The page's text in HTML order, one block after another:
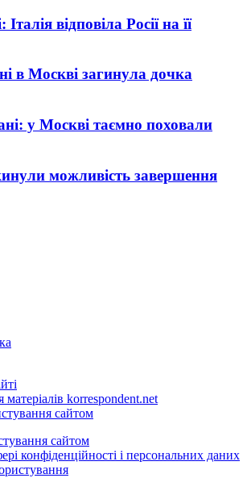
відповіла Росії на її
в Москві загинула дочка
у Москві таємно поховали
можливість завершення
korrespondent.net
сайтом
сайтом
конфіденційності і персональних даних